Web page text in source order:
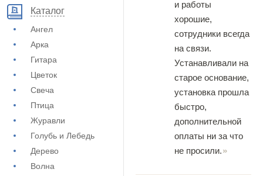
Каталог
Ангел
Арка
Гитара
Цветок
Свеча
Птица
Журавли
Голубь и Лебедь
Дерево
Волна
и работы
хорошие,
сотрудники всегда
на связи.
Устанавливали на
старое основание,
установка прошла
быстро,
дополнительной
оплаты ни за что
не просили.